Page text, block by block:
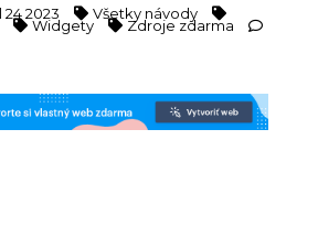
24 2023 Všetky návody
Widgety Zdroje zdarma